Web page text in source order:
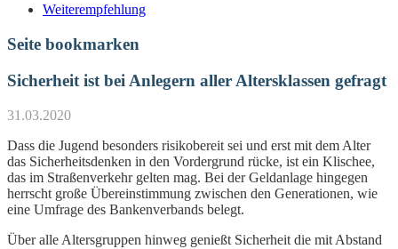
Weiterempfehlung
Seite bookmarken
Sicherheit ist bei Anlegern aller Altersklassen gefragt
31.03.2020
Dass die Jugend besonders risikobereit sei und erst mit dem Alter
das Sicherheitsdenken in den Vordergrund rücke, ist ein Klischee,
das im Straßenverkehr gelten mag. Bei der Geldanlage hingegen
herrscht große Übereinstimmung zwischen den Generationen, wie
eine Umfrage des Bankenverbands belegt.
Über alle Altersgruppen hinweg genießt Sicherheit die mit Abstand